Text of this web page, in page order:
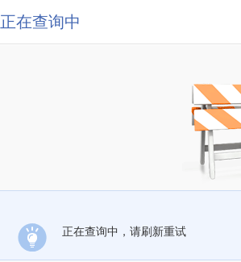
正在查询中
正在查询中，请刷新重试